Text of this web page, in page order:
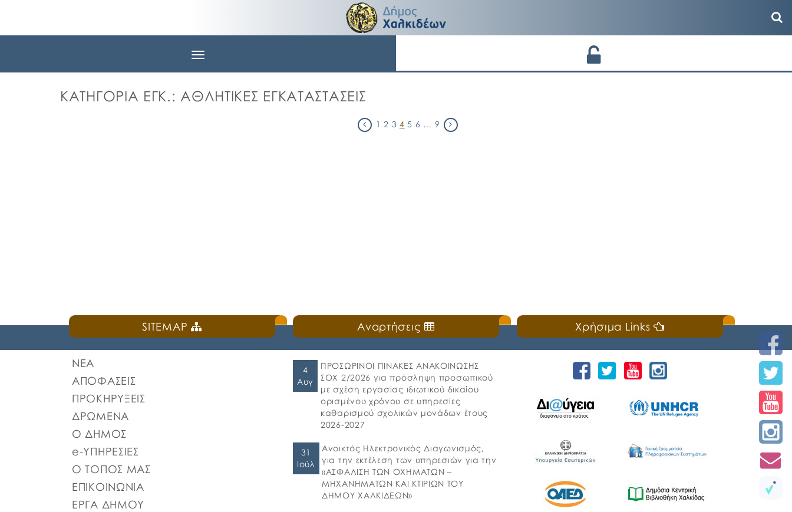
Toggle
ΚΑΤΗΓΟΡΊΑ ΕΓΚ.: ΑΘΛΗΤΙΚΕΣ ΕΓΚΑΤΑΣΤΑΣΕΙΣ
1 2 3 4 5 6 … 9
SITEMAP
ΝΕΑ
ΑΠΟΦΑΣΕΙΣ
ΠΡΟΚΗΡΥΞΕΙΣ
ΔΡΩΜΕΝΑ
Ο ΔΗΜΟΣ
e-ΥΠΗΡΕΣΙΕΣ
Ο ΤΟΠΟΣ ΜΑΣ
ΕΠΙΚΟΙΝΩΝΙΑ
ΕΡΓΑ ΔΗΜΟΥ
Αναρτήσεις
4
Αυγ
ΠΡΟΣΩΡΙΝΟΙ ΠΙΝΑΚΕΣ ΑΝΑΚΟΙΝΩΣΗΣ
ΣΟΧ 2/2026 για πρόσληψη προσωπικού
με σχέση εργασίας ιδιωτικού δικαίου
ορισμένου χρόνου σε υπηρεσίες
καθαρισμού σχολικών μονάδων έτους
2026-2027
31
Ιούλ
Ανοικτός Ηλεκτρονικός Διαγωνισμός,
για την εκτέλεση των υπηρεσιών για την
«ΑΣΦΑΛΙΣΗ ΤΩΝ ΟΧΗΜΑΤΩΝ –
ΜΗΧΑΝΗΜΑΤΩΝ ΚΑΙ ΚΤΙΡΙΩΝ ΤΟΥ
ΔΗΜΟΥ ΧΑΛΚΙΔΕΩΝ»
Χρήσιμα Links